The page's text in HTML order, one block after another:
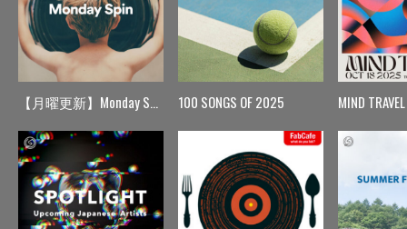
【月曜更新】Monday Spin 100 SONGS OF 2025 MIND TRAVEL